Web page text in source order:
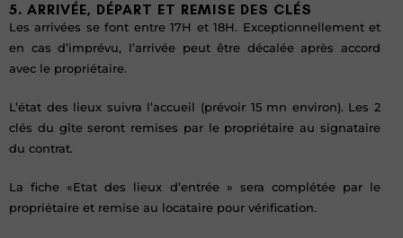
5. ARRIVÉE, DÉPART ET REMISE DES CLÉS
Les arrivées se font entre 17H et 18H. Exceptionnellement et
en cas d’imprévu, l’arrivée peut être décalée après accord
avec le propriétaire.
L’état des lieux suivra l’accueil (prévoir 15 mn environ). Les 2
clés du gîte seront remises par le propriétaire au signataire
du contrat.
La fiche «Etat des lieux d’entrée » sera complétée par le
propriétaire et remise au locataire pour vérification.